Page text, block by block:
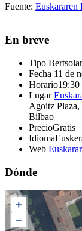
Fuente: Euskararen
En breve
Tipo
Fecha 11 de
Horario19:30
Lugar
Agoitz Plaza,
Bilbao
PrecioGratis
Idioma
Web
Dónde
+
−